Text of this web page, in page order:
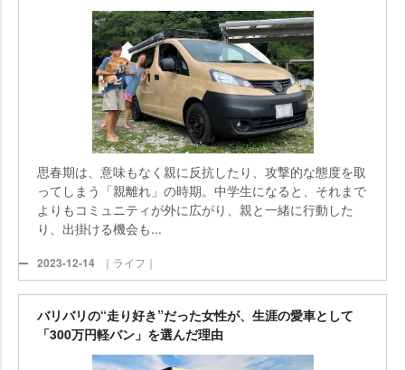
思春期は、意味もなく親に反抗したり、攻撃的な態度を取
ってしまう「親離れ」の時期。中学生になると、それまで
よりもコミュニティが外に広がり、親と一緒に行動した
り、出掛ける機会も...
2023-12-14 ｜ライフ｜
バリバリの“走り好き”だった女性が、生涯の愛車として
「300万円軽バン」を選んだ理由